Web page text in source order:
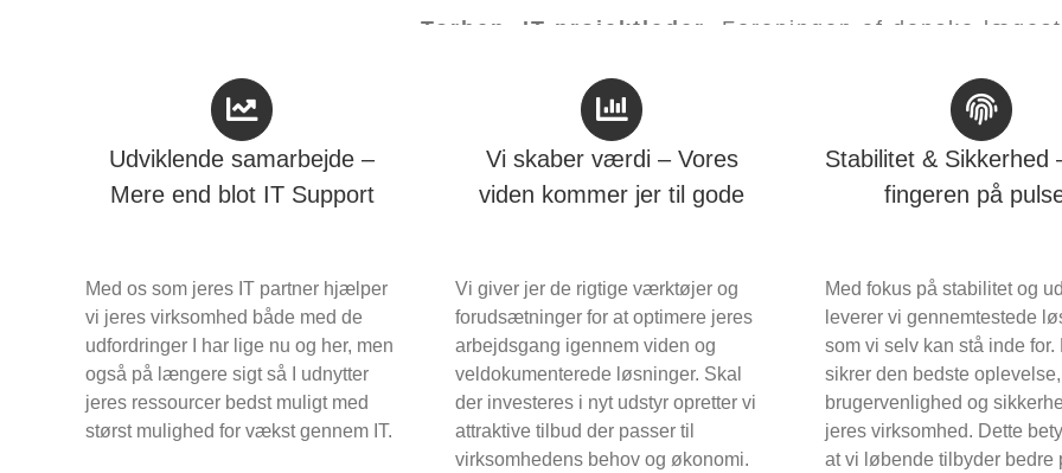
Torben, IT-projektleder Foreningen af danske
Udviklende samarbejde –
Mere end blot IT Support
Med os som jeres IT partner hjælper
vi jeres virksomhed både med de
udfordringer I har lige nu og her, men
også på længere sigt så I udnytter
jeres ressourcer bedst muligt med
størst mulighed for vækst gennem IT.
Vi skaber værdi – Vores
viden kommer jer til gode
Vi giver jer de rigtige værktøjer og
forudsætninger for at optimere jeres
arbejdsgang igennem viden og
veldokumenterede løsninger. Skal
der investeres i nyt udstyr opretter vi
attraktive tilbud der passer til
virksomhedens behov og økonomi.
Stabilitet & Sikkerhed
fingeren på
Med fokus på stabilitet og
leverer vi gennemtestede
som vi selv kan stå inde for.
sikrer den bedste
brugervenlighed og
jeres virksomhed. Dette
at vi løbende tilbyder bedre